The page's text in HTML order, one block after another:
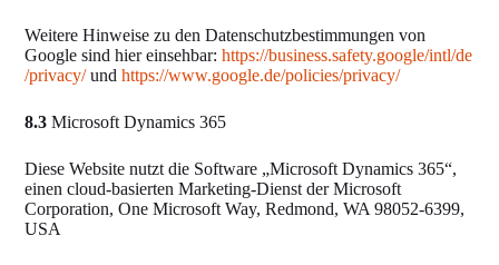
Weitere Hinweise zu den Datenschutzbestimmungen von
Google sind hier einsehbar:https://business.safety.google/intl/de
/privacy/undhttps://www.google.de/policies/privacy/
8.3 Microsoft Dynamics 365
Diese Website nutzt die Software „Microsoft Dynamics 365“,
einen cloud-basierten Marketing-Dienst der Microsoft
Corporation, One Microsoft Way, Redmond, WA 98052-6399,
USA